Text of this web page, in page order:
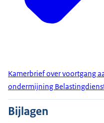
Kamerbrief over voortgang
ondermijning
Bijlagen